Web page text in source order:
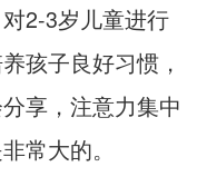
2-3岁儿童进行
孩子良好习惯，
享，注意力集中
常大的。